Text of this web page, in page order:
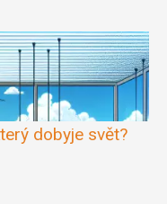
dobyje svět?